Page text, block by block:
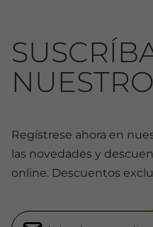
Regístrese ahora en
las novedades y
online. Descuentos